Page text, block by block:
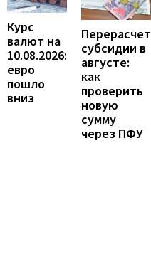
Курс
валют на
10.08.2026:
евро
пошло
вниз
Перерасчет
субсидии в
августе:
как
проверить
новую
сумму
через ПФУ